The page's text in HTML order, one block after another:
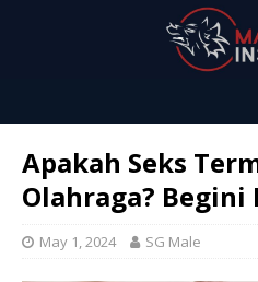
Apakah Seks
Olahraga? Begini
May 1, 2024 SG Male